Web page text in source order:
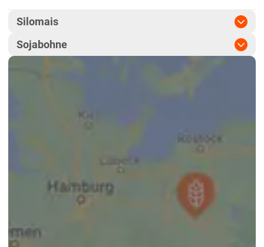
Silomais
Fight
Sojabohne